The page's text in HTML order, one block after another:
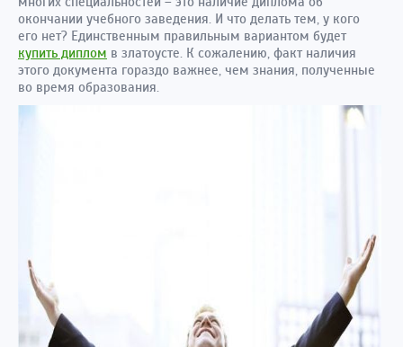
окончании учебного заведения. И что делать тем, у кого
его нет? Единственным правильным вариантом будет
купить диплом в златоусте. К сожалению, факт наличия
этого документа гораздо важнее, чем знания, полученные
во время образования.